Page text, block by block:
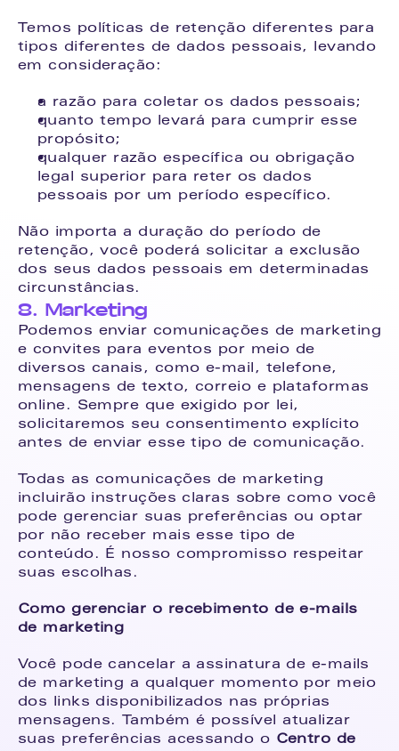
Temos políticas de retenção diferentes para
tipos diferentes de dados pessoais, levando
em consideração:
a razão para coletar os dados pessoais;
quanto tempo levará para cumprir esse
propósito;
qualquer razão específica ou obrigação
legal superior para reter os dados
pessoais por um período específico.
Não importa a duração do período de
retenção, você poderá solicitar a exclusão
dos seus dados pessoais em determinadas
circunstâncias.
8. Marketing
Podemos enviar comunicações de marketing
e convites para eventos por meio de
diversos canais, como e-mail, telefone,
mensagens de texto, correio e plataformas
online. Sempre que exigido por lei,
solicitaremos seu consentimento explícito
antes de enviar esse tipo de comunicação.
Todas as comunicações de marketing
incluirão instruções claras sobre como você
pode gerenciar suas preferências ou optar
por não receber mais esse tipo de
conteúdo. É nosso compromisso respeitar
suas escolhas.
Como gerenciar o recebimento de e-mails
de marketing
Você pode cancelar a assinatura de e-mails
de marketing a qualquer momento por meio
dos links disponibilizados nas próprias
mensagens. Também é possível atualizar
suas preferências acessando o Centro de